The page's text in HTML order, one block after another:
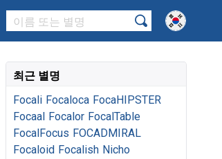
최근 별명
Focali Focaloca FocaHIPSTER
Focaal Focalor FocalTable
FocalFocus FOCADMIRAL
Focaloid Focalish Nicho